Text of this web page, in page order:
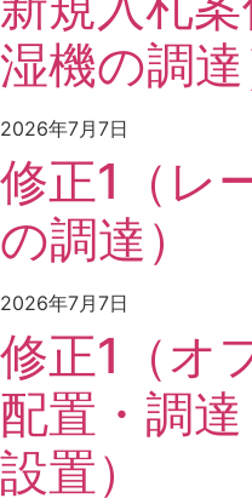
湿機の調達
2026年7月7日
修正1（レ
の調達）
2026年7月7日
修正1（オ
配置・調
設置）